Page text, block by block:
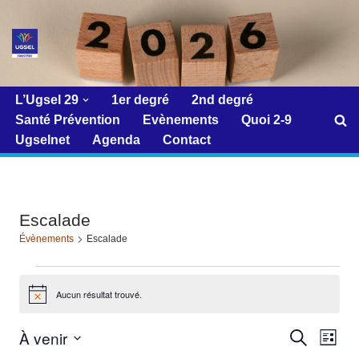
Aller
contenu
L’Ugsel 29
1er degré
2nd degré
Santé Prévention
Evènements
Quoi 2-9
Ugselnet
Agenda Contact
Escalade
Évènements Escalade
Notice Aucun résultat trouvé.
Recherche
Liste
À venir